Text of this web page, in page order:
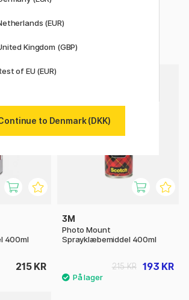
400ml
215 KR
3M
Photo Mount
Sprayklæbemiddel 400ml
193 KR
215 KR
(EUR)
Kingdom (GBP)
of EU (EUR)
to Denmark (DKK)